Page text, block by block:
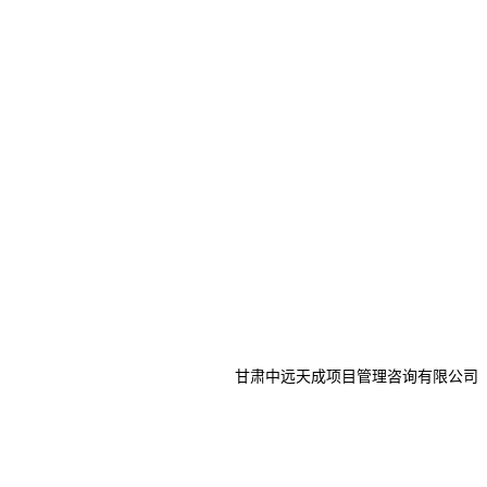
甘肃中远天成项目管理咨询有限公司